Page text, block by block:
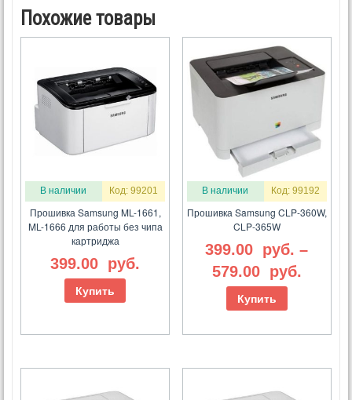
Похожие товары
В наличии Код: 99201
Прошивка Samsung ML-1661,
ML-1666 для работы без чипа
картриджа
399.00 руб.
Купить
В наличии Код: 99192
Прошивка Samsung CLP-360W,
CLP-365W
399.00 руб. –
579.00 руб.
Купить